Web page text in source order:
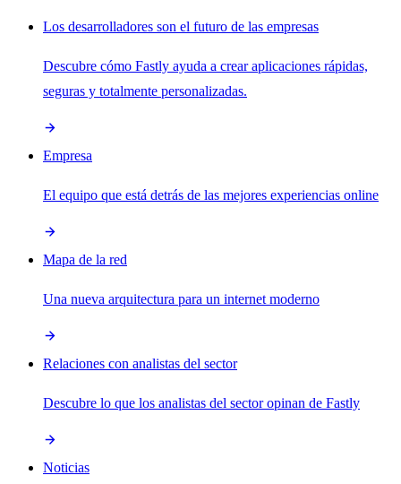
Los desarrolladores son el futuro de las empresas
Descubre cómo Fastly ayuda a crear aplicaciones rápidas,
seguras y totalmente personalizadas.
Empresa
El equipo que está detrás de las mejores experiencias online
Mapa de la red
Una nueva arquitectura para un internet moderno
Relaciones con analistas del sector
Descubre lo que los analistas del sector opinan de Fastly
Noticias